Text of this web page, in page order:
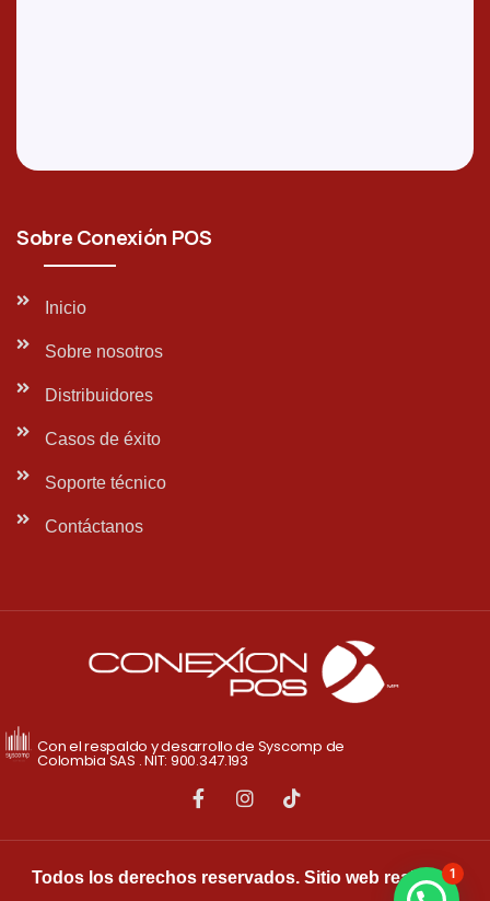
Sobre Conexión POS
Inicio
Sobre nosotros
Distribuidores
Casos de éxito
Soporte técnico
Contáctanos
Con el respaldo y desarrollo de Syscomp de
Colombia SAS . NIT: 900.347.193
Todos los derechos reservados. Sitio web realizado
1